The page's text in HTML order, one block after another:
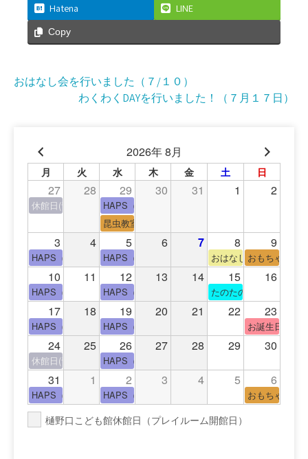
Hatena
LINE
Copy
投
ビ
ゲ
ー
シ
ョ
ン
おはなし会を行いました（７/１０）
わくわくDAYを行いました！（７月１７日）
2026年 8月
月 火 水 木 金 土 日
27 28 29 30 31 1 2
休館日(青少年会館休館日)HAPS（中高生タイム）
昆虫教室
3 4 5 6 7 8 9
HAPS（中高生タイム）HAPS（中高生タイム） おはなし会おもちゃの広
10 11 12 13 14 15 16
HAPS（中高生タイム）HAPS（中高生タイム） たのたのサイエンス教
17 18 19 20 21 22 23
HAPS（中高生タイム）HAPS（中高生タイム） お誕生日(手形
24 25 26 27 28 29 30
休館日(青少年会館休館日)HAPS（中高生タイム）
31 1 2 3 4 5 6
HAPS（中高生タイム）HAPS（中高生タイム） おもちゃの広
樋野口こども館休館日（プレイルーム開館日）